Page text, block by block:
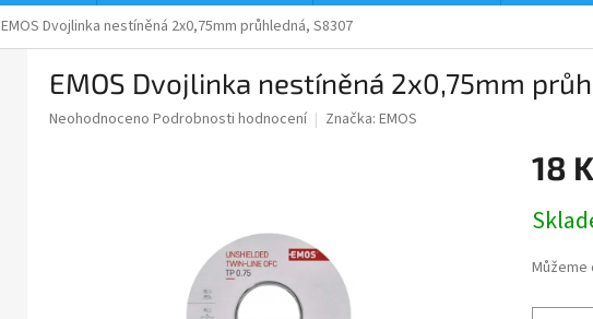
EMOS Dvojlinka nestíněná 2x0,75mm průhledná, S8307
EMOS Dvojlinka nestíněná 2x0,75mm
Průměrné
Neohodnoceno Podrobnosti hodnocení Značka: EMOS
18
cena:
Můžeme